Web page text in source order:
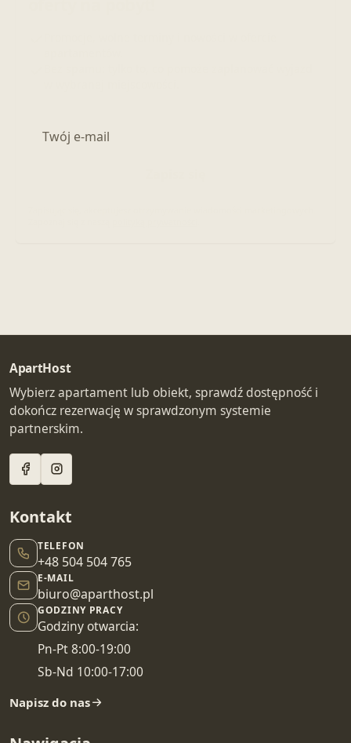
ApartHost
Wybierz apartament lub obiekt, sprawdź dostępność i
dokończ rezerwację w sprawdzonym systemie
partnerskim.
Kontakt
TELEFON
+48 504 504 765
E-MAIL
biuro@aparthost.pl
GODZINY PRACY
Godziny otwarcia:
Pn-Pt 8:00-19:00
Sb-Nd 10:00-17:00
Napisz do nas